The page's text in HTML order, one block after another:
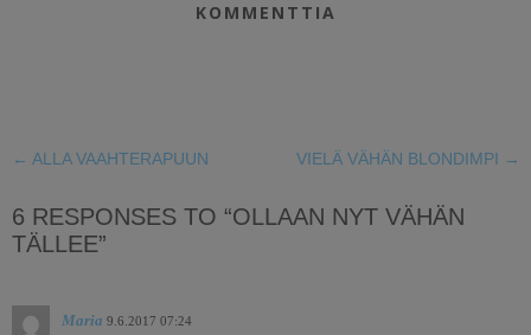
KOMMENTTIA
← ALLA VAAHTERAPUUN VIELÄ VÄHÄN BLONDIMPI →
6 RESPONSES TO “OLLAAN NYT VÄHÄN
TÄLLEE”
Maria 9.6.2017 07:24